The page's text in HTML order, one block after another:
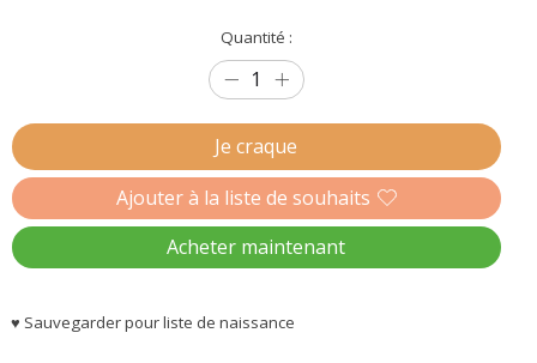
Quantité :
Je craque
Ajouter à la liste de souhaits
Acheter maintenant
♥ Sauvegarder pour liste de naissance